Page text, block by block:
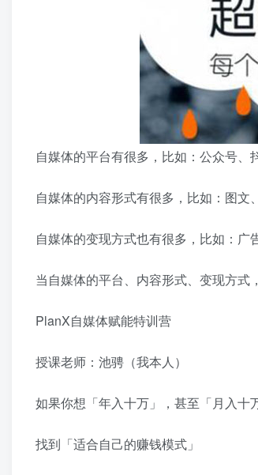
自媒体的平台有很多，比如：公众号、
自媒体的内容形式有很多，比如：图文
自媒体的变现方式也有很多，比如：广
当自媒体的平台、内容形式、变现方式
PlanX自媒体赋能特训营
授课老师：池骋（我本人）
如果你想「年入十万」，甚至「月入十
找到「适合自己的赚钱模式」